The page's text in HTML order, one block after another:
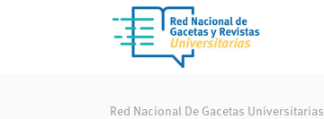
Red Nacional De Gacetas Universitarias